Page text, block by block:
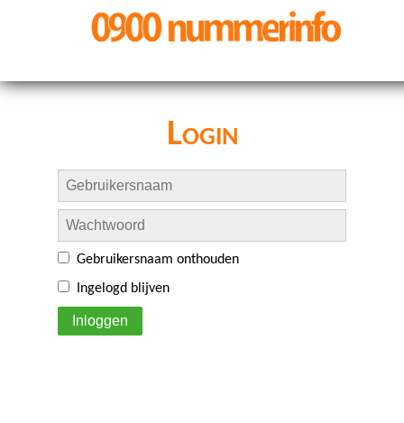
Login
Gebruikersnaam onthouden
Ingelogd blijven
Inloggen